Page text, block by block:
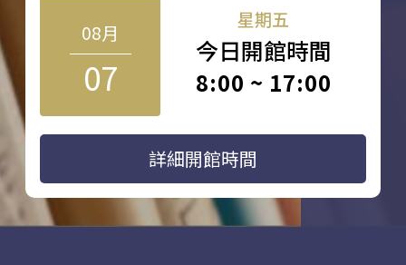
08月
07
星期五
今日開館時間
8:00 ~ 17:00
詳細開館時間